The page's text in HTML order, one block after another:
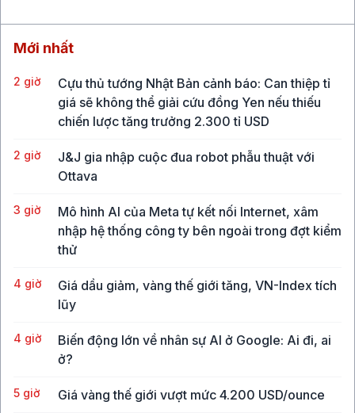
Mới nhất
2 giờ
Cựu thủ tướng Nhật Bản cảnh báo: Can thiệp tỉ
giá sẽ không thể giải cứu đồng Yen nếu thiếu
chiến lược tăng trưởng 2.300 tỉ USD
2 giờ
J&J gia nhập cuộc đua robot phẫu thuật với
Ottava
3 giờ
Mô hình AI của Meta tự kết nối Internet, xâm
nhập hệ thống công ty bên ngoài trong đợt kiểm
thử
4 giờ
Giá dầu giảm, vàng thế giới tăng, VN-Index tích
lũy
4 giờ
Biến động lớn về nhân sự AI ở Google: Ai đi, ai
ở?
5 giờ Giá vàng thế giới vượt mức 4.200 USD/ounce